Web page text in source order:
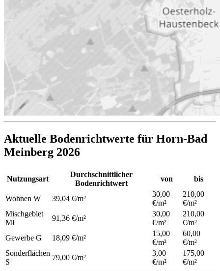
Aktuelle Bodenrichtwerte für Horn-Bad
Meinberg 2026
Nutzungsart
Durchschnittlicher
Bodenrichtwert
von bis
Wohnen W 39,04 €/m²
30,00
€/m²
210,00
€/m²
Mischgebiet
MI
91,36 €/m²
30,00
€/m²
210,00
€/m²
Gewerbe G 18,09 €/m²
15,00
€/m²
60,00
€/m²
Sonderflächen
S
79,00 €/m²
3,00
€/m²
175,00
€/m²